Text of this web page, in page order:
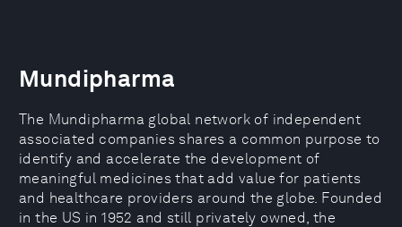
Mundipharma
The Mundipharma global network of independent
associated companies shares a common purpose to
identify and accelerate the development of
meaningful medicines that add value for patients
and healthcare providers around the globe. Founded
in the US in 1952 and still privately owned, the